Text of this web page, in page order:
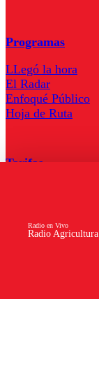
Radio Agricultura
Radio en Vivo
Programas
LLegó la hora
El Radar
Enfoqué Público
Hoja de Ruta
Tarifas